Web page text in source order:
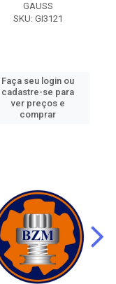
GAUSS
SKU: GI3121
Faça seu login ou
cadastre-se para
ver preços e
comprar